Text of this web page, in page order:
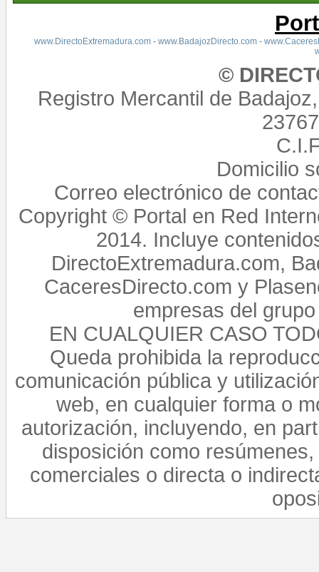
www.DirectoExtremadura.com- www.BadajozDirecto.com-
©
Registro Mercantil de
Domicilio
Correo electrónico de
Copyright © Portal en Red
2014. Incluye
DirectoExtremadura.com,
CaceresDirecto.com y
empresas del
EN CUALQUIER CASO
Queda prohibida la
comunicación pública y
web, en cualquier forma o
autorización, incluyendo, en
disposición como
comerciales o directa o